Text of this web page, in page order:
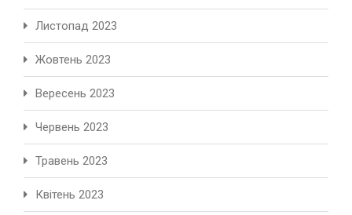
Листопад 2023
Жовтень 2023
Вересень 2023
Червень 2023
Травень 2023
Квітень 2023